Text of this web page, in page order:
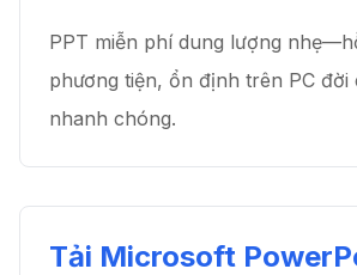
PPT miễn phí dung lượng
phương tiện, ổn định trên PC đời
nhanh chóng.
Tải Microsoft